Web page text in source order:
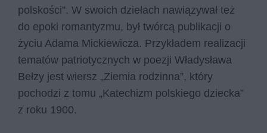
polskości”. W swoich dziełach nawiązywał też
do epoki romantyzmu, był twórcą publikacji o
życiu Adama Mickiewicza. Przykładem realizacji
tematów patriotycznych w poezji Władysława
Bełzy jest wiersz „Ziemia rodzinna”, który
pochodzi z tomu „Katechizm polskiego dziecka”
z roku 1900.